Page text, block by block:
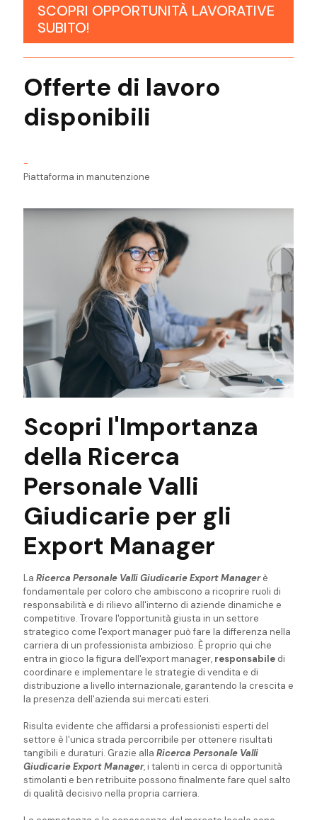
SCOPRI OPPORTUNITÀ LAVORATIVE
SUBITO!
Offerte di lavoro
disponibili
-
Piattaforma in manutenzione
Scopri l'Importanza
della Ricerca
Personale Valli
Giudicarie per gli
Export Manager
La Ricerca Personale Valli Giudicarie Export Managerè
fondamentale per coloro che ambiscono a ricoprire ruoli di
responsabilità e di rilievo all'interno di aziende dinamiche e
competitive. Trovare l'opportunità giusta in un settore
strategico come l'export manager può fare la differenza nella
carriera di un professionista ambizioso. È proprio qui che
entra in gioco la figura dell'export manager, responsabile di
coordinare e implementare le strategie di vendita e di
distribuzione a livello internazionale, garantendo la crescita e
la presenza dell'azienda sui mercati esteri.
Risulta evidente che affidarsi a professionisti esperti del
settore è l'unica strada percorribile per ottenere risultati
tangibili e duraturi. Grazie alla Ricerca Personale Valli
Giudicarie Export Manager, i talenti in cerca di opportunità
stimolanti e ben retribuite possono finalmente fare quel salto
di qualità decisivo nella propria carriera.